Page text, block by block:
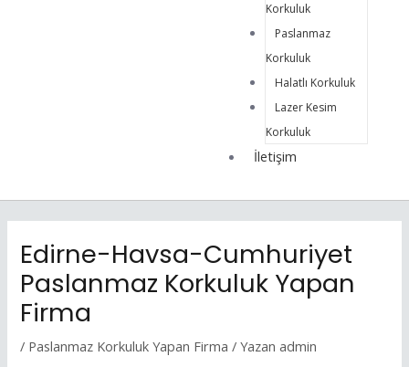
Korkuluk
Paslanmaz
Korkuluk
Halatlı Korkuluk
Lazer Kesim
Korkuluk
İletişim
Edirne-Havsa-Cumhuriyet
Paslanmaz Korkuluk Yapan
Firma
/ Paslanmaz Korkuluk Yapan Firma / Yazan admin